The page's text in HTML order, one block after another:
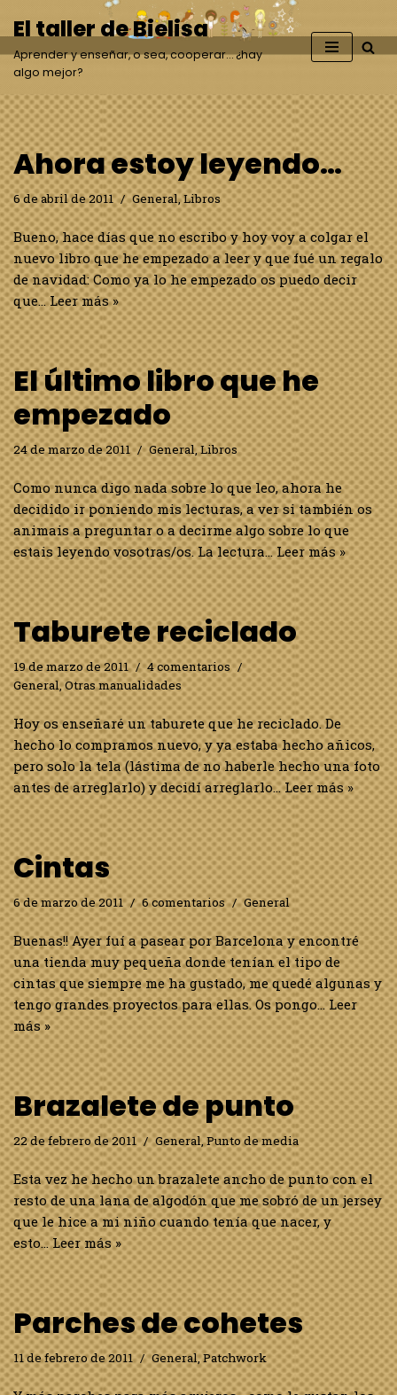
Saltar
al
contenido
El taller de Bielisa
Aprender y enseñar, o sea, cooperar… ¿hay
algo mejor?
Ahora estoy leyendo…
6 de abril de 2011 General,Libros
Bueno, hace días que no escribo y hoy voy a colgar el
nuevo libro que he empezado a leer y que fué un regalo
de navidad: Como ya lo he empezado os puedo decir
que…Leer más »
El último libro que he
empezado
24 de marzo de 2011 General,Libros
Como nunca digo nada sobre lo que leo, ahora he
decidido ir poniendo mis lecturas, a ver si también os
animais a preguntar o a decirme algo sobre lo que
estais leyendo vosotras/os. La lectura…Leer más »
Taburete reciclado
19 de marzo de 2011
4 comentarios
General,Otras manualidades
Hoy os enseñaré un taburete que he reciclado. De
hecho lo compramos nuevo, y ya estaba hecho añicos,
pero solo la tela (lástima de no haberle hecho una foto
antes de arreglarlo) y decidí arreglarlo…Leer más »
Cintas
6 de marzo de 2011 6 comentarios General
Buenas!! Ayer fuí a pasear por Barcelona y encontré
una tienda muy pequeña donde tenían el tipo de
cintas que siempre me ha gustado, me quedé algunas y
tengo grandes proyectos para ellas. Os pongo…Leer
más »
Brazalete de punto
22 de febrero de 2011 General,Punto de media
Esta vez he hecho un brazalete ancho de punto con el
resto de una lana de algodón que me sobró de un jersey
que le hice a mi niño cuando tenía que nacer, y
esto…Leer más »
Parches de cohetes
11 de febrero de 2011 General,Patchwork